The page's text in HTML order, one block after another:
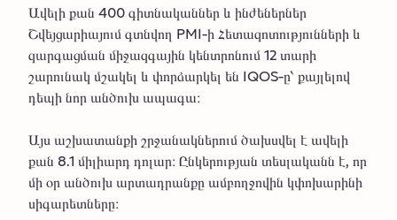
Ավելի քան 400 գիտնականներ և ինժեներներ
Շվեյցարիայում գտնվող PMI-ի Հետազոտությունների և
զարգացման միջազգային կենտրոնում 12 տարի
շարունակ մշակել և փորձարկել են IQOS-ը՝ քայլելով
դեպի նոր անծուխ ապագա։
Այս աշխատանքի շրջանակներում ծախսվել է ավելի
քան 8.1 միլիարդ դոլար։ Ընկերության տեսլականն է, որ
մի օր անծուխ արտադրանքը ամբողջովին կփոխարինի
սիգարետները։